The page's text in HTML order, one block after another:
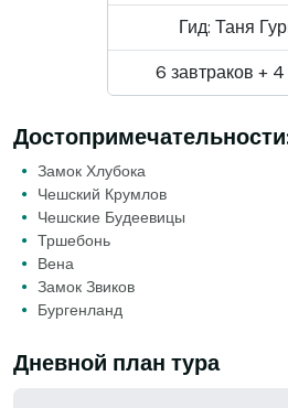
Гид: Таня
6 завтраков +
Замок Хлубока
Чешский Крумлов
Чешские Будеевицы
Тршебонь
Вена
Замок Звиков
Бургенланд
Дневной план тура